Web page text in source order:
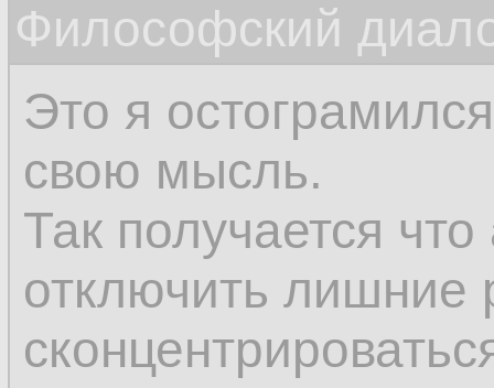
соображения нам
впоследствии.
Философский
Это я
свою мысль.
Так получается
отключить лишние